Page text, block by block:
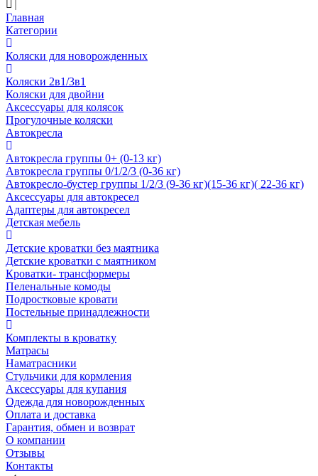
Главная
Категории
Коляски для новорожденных
Коляски 2в1/3в1
Коляски для двойни
Аксессуары для колясок
Прогулочные коляски
Автокресла
Автокресла группы 0+ (0-13 кг)
Автокресла группы 0/1/2/3 (0-36 кг)
Автокресло-бустер группы 1/2/3 (9-36 кг)(15-36 кг)( 22-36 кг)
Аксессуары для автокресел
Адаптеры для автокресел
Детская мебель
Детские кроватки без маятника
Детские кроватки с маятником
Кроватки- трансформеры
Пеленальные комоды
Подростковые кровати
Постельные принадлежности
Комплекты в кроватку
Матрасы
Наматрасники
Стульчики для кормления
Аксессуары для купания
Одежда для новорожденных
Оплата и доставка
Гарантия, обмен и возврат
О компании
Отзывы
Контакты